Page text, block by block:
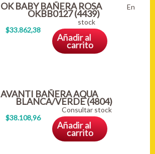
OK BABY BAÑERA ROSA
OKBB0127 (4439)
$33.862,38
En
stock
Añadir al
carrito
AVANTI BAÑERA AQUA
BLANCA/VERDE (4804)
$38.108,96
Consultar stock
Añadir al
carrito